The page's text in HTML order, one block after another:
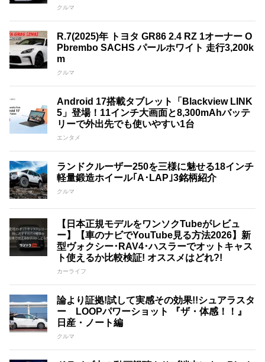
クルマ
R.7(2025)年 トヨタ GR86 2.4 RZ 1オーナー O
Pbrembo SACHS パールホワイト 走行3,200k
m
クルマ
Android 17搭載タブレット「Blackview LINK
5」登場！11インチ大画面と8,300mAhバッテ
リーで外出先でも使いやすい1台
エンタメ
ランドクルーザー250を三様に魅せる18インチ
軽量鍛造ホイール｢A･LAP｣3銘柄紹介
クルマ
【日本正規モデルをワンソクTubeがレビュ
ー】【車のナビでYouTube見る方法2026】新
型ヴォクシー･RAV4･ハスラーでオットキャス
ト使えるか比較検証! オススメはどれ?!
カーライフ
論より証拠!試して実感その効果!!シュアラスタ
ー LOOPパワーショット 『ザ・体感！！』
日産・ノート編
クルマ